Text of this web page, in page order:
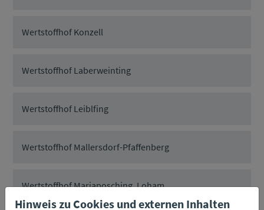
Wertstoffhof Konzell
Wertstoffhof Laberweinting
Wertstoffhof Leiblfing
Wertstoffhof Mallersdorf-Pfaffenberg
Wertstoffhof Mariaposching, Loham
Hinweis zu Cookies und externen Inhalten